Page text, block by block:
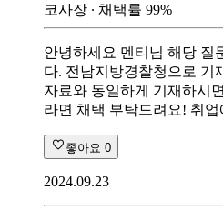
코사장 ∙ 채택률 99%
안녕하세요 멘티님 해당 질
다. 전남지방경찰청으로 기
자료와 동일하게 기재하시
라면 채택 부탁드려요! 취
좋아요 0
2024.09.23